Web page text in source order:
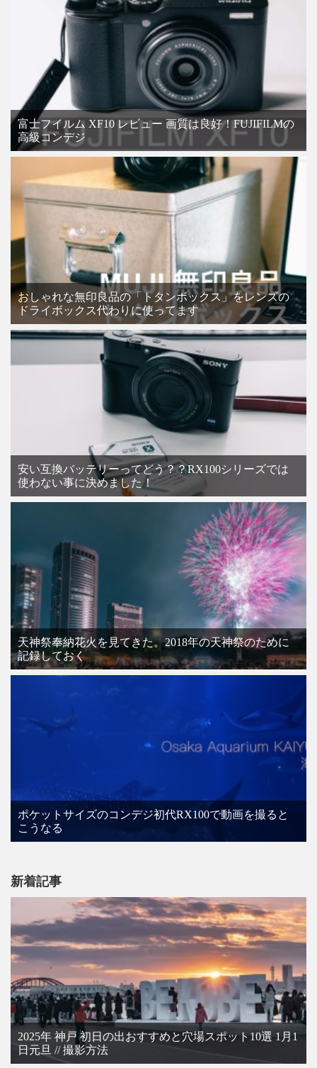
富士フイルム XF10 レビュー 画質は良好！FUJIFILMの
高級コンデジ
おしゃれな無印良品の「トタンボックス」をレンズの
ドライボックス代わりに使ってます
安い互換バッテリーってどう？？RX100シリーズでは
使わない事に決めました！
天神祭奉納花火を見てきた。2018年の天神祭のために
記録しておく
ポケットサイズのコンデジ初代RX100で動画を撮ると
こうなる
新着記事
2025年 神戸 初日の出おすすめと穴場スポット10選 1月1
日元旦 // 撮影方法